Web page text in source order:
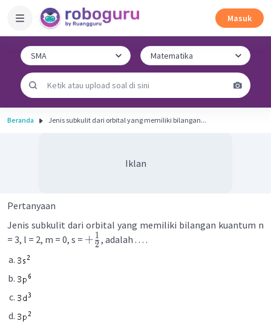
Masuk
Beranda Jenis subkulit dari orbital yang memiliki bilangan...
Iklan
Pertanyaan
Jenis subkulit dari orbital yang memiliki bilangan kuantum n
= 3, l = 2, m = 0, s = + 2
1 , adalah . . . .